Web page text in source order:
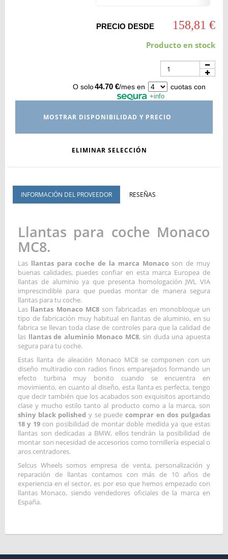
PRECIO DESDE 158,81 €
Producto en stock
O solo44.70 €/mes en cuotas con
+info
MOSTRAR DISPONIBILIDAD Y PRECIO
ELIMINAR SELECCIÓN
INFORMACIÓN DEL PROVEEDOR RESEÑAS
Llantas para coche Monaco
MC8.
Las llantas para coche de la marca Monacoson de muy
buenas calidades, puedes confiar en esta marca Europea de
llantas de aluminio ya que presenta homologación JWL VIA
imprescindible para que puedas montar de manera segura
llantas para tu coche.
Las llantas Monaco MC8son fabricadas en monobloque un
tipo de fabricación muy habitual en llantas de aluminio, en su
fabrica se llevan toda clase de controles para que la calidad de
las llantas de aluminio Monaco MC8, sin duda una apuesta
segura para tu coche.
Estas llanta de aleación Monaco MC8 se componen con un
diseño multiradio con radios finos emparejados formando un
efecto turbina muy bonito cuando se encuentra en
movimiento, en cuanto al diseño, esta llanta es perfecta, tengo
que decir también que los acabados son exquisitos aportando
clase y mucho estilo tanto al producto como a la marca, son
shiny black polished y se puede comprar en dos pulgadas
18 y 19con posibilidad de montar doble medida ya que estas
llantas son dedicadas a BMW, ellos tendrán la posibilidad de
montar son necesidad de accesorios como tornillería especial o
aros centradores.
Selcus Wheels somos empresa de venta, personalización y
reparación de llantas contamos con más de 10 años de
experiencia en el sector, es por eso que hemos empezado con
llantas Monaco, siendo vendedores oficiales de la marca en
España.